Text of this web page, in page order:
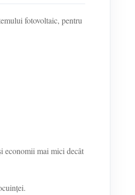
fotovoltaic, pentru
economii mai mici decât